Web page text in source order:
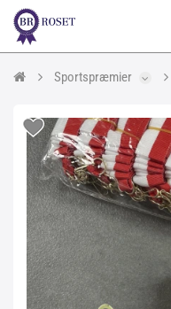
Sportspræmier